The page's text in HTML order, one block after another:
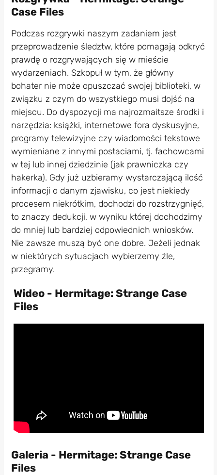
Case Files
Podczas rozgrywki naszym zadaniem jest
przeprowadzenie śledztw, które pomagają odkryć
prawdę o rozgrywających się w mieście
wydarzeniach. Szkopuł w tym, że główny
bohater nie może opuszczać swojej biblioteki, w
związku z czym do wszystkiego musi dojść na
miejscu. Do dyspozycji ma najrozmaitsze środki i
narzędzia: książki, internetowe fora dyskusyjne,
programy telewizyjne czy wiadomości tekstowe
wymieniane z innymi postaciami, tj. fachowcami
w tej lub innej dziedzinie (jak prawniczka czy
hakerka). Gdy już uzbieramy wystarczającą ilość
informacji o danym zjawisku, co jest niekiedy
procesem niekrótkim, dochodzi do rozstrzygnięć,
to znaczy dedukcji, w wyniku której dochodzimy
do mniej lub bardziej odpowiednich wniosków.
Nie zawsze muszą być one dobre. Jeżeli jednak
w niektórych sytuacjach wybierzemy źle,
przegramy.
Wideo - Hermitage: Strange Case
Files
Galeria - Hermitage: Strange Case
Files